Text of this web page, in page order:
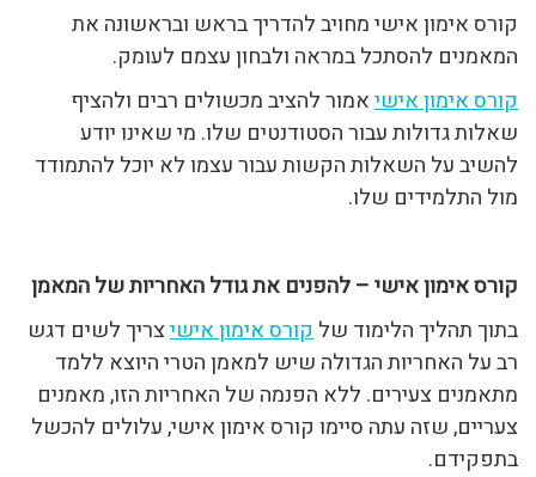
קורס אימון אישי מחויב להדריך בראש ובראשונה את
המאמנים להסתכל במראה ולבחון עצמם לעומק.
קורס אימון אישיאמור להציב מכשולים רבים ולהציף
שאלות גדולות עבור הסטודנטים שלו. מי שאינו יודע
להשיב על השאלות הקשות עבור עצמו לא יוכל להתמודד
מול התלמידים שלו.
קורס אימון אישי – להפנים את גודל האחריות של המאמן
בתוך תהליך הלימוד שלקורס אימון אישיצריך לשים דגש
רב על האחריות הגדולה שיש למאמן הטרי היוצא ללמד
מתאמנים צעירים. ללא הפנמה של האחריות הזו, מאמנים
צעריים, שזה עתה סיימו קורס אימון אישי, עלולים להכשל
בתפקידם.